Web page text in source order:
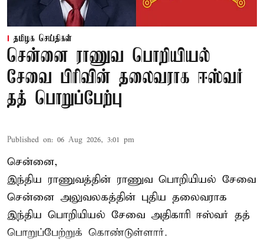
தமிழக செய்திகள்
சென்னை ராணுவ பொறியியல்
சேவை பிரிவின் தலைவராக ஈஸ்வர்
தத் பொறுப்பேற்பு
Published on: 06 Aug 2026, 3:01 pm
சென்னை,
இந்திய ராணுவத்தின் ராணுவ பொறியியல் சேவை
சென்னை அலுவலகத்தின் புதிய தலைவராக
இந்திய பொறியியல் சேவை அதிகாரி ஈஸ்வர் தத்
பொறுப்பேற்றுக் கொண்டுள்ளார்.